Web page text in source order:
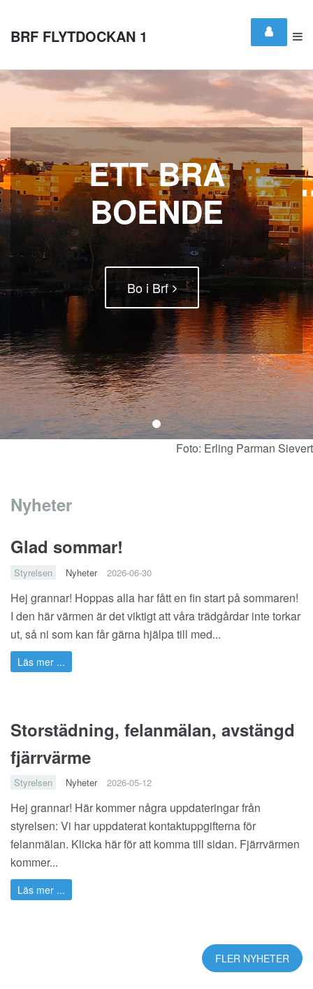
BRF FLYTDOCKAN 1
ETT BRA
BOENDE
Bo i Brf
Foto: Erling Parman Sievert
Nyheter
Glad sommar!
Styrelsen Nyheter 2026-06-30
Hej grannar! Hoppas alla har fått en fin start på sommaren!
I den här värmen är det viktigt att våra trädgårdar inte torkar
ut, så ni som kan får gärna hjälpa till med...
Läs mer ...
Storstädning, felanmälan, avstängd
fjärrvärme
Styrelsen Nyheter 2026-05-12
Hej grannar! Här kommer några uppdateringar från
styrelsen: Vi har uppdaterat kontaktuppgifterna för
felanmälan. Klicka härför att komma till sidan. Fjärrvärmen
kommer...
Läs mer ...
FLER NYHETER